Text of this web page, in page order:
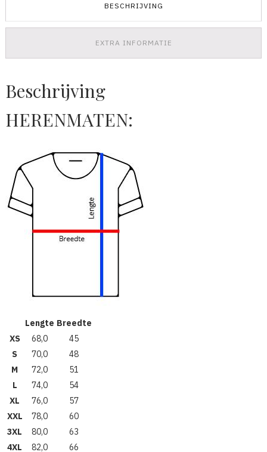
BESCHRIJVING
EXTRA INFORMATIE
Beschrijving
HERENMATEN:
Lengte Breedte
XS
68,0
45
S
70,0
48
M
72,0
51
L
74,0
54
XL
76,0
57
XXL
78,0
60
3XL
80,0
63
4XL
82,0 66